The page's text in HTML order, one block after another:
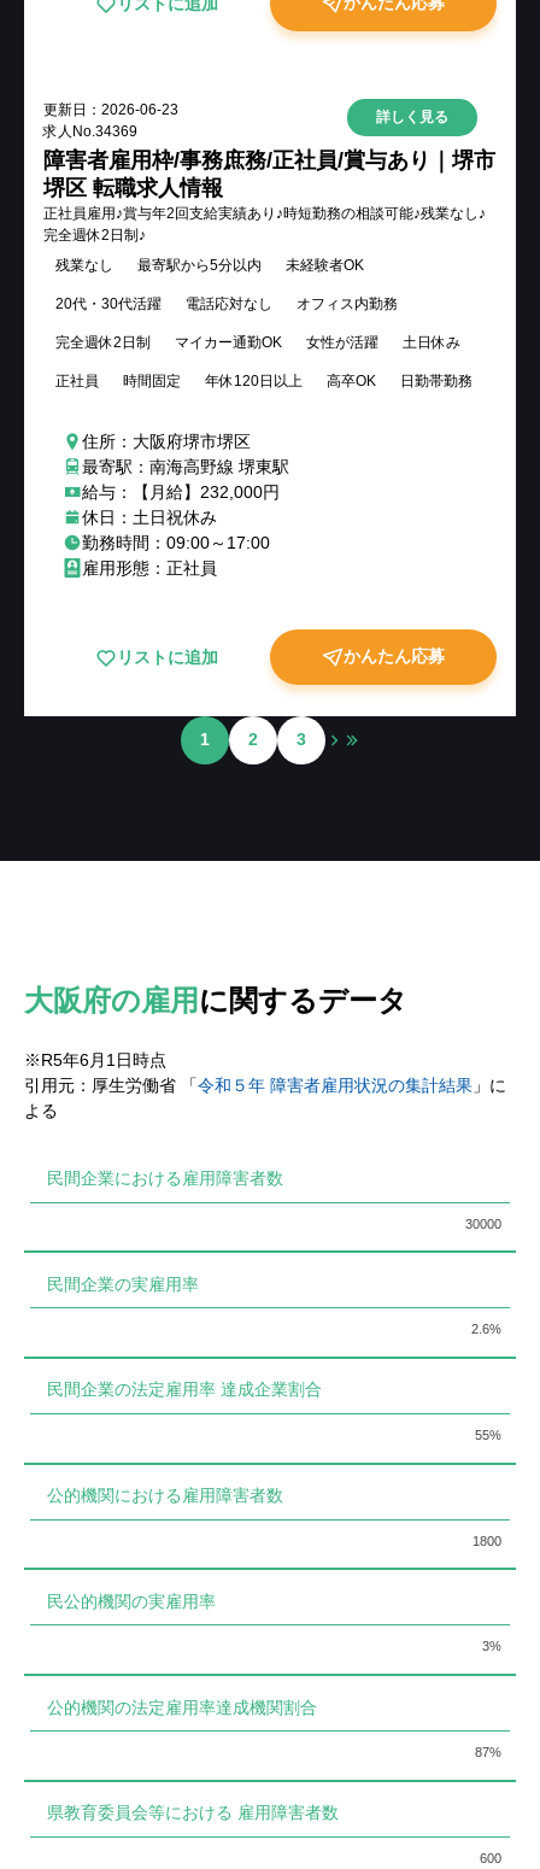
リストに追加
更新日： 2026-06-23
求人No. 34369
詳しく見る
障害者雇用枠/事務庶務/正社員/賞与あり｜堺市
堺区 転職求人情報
正社員雇用♪賞与年2回支給実績あり♪時短勤務の相談可能♪残業なし♪
完全週休2日制♪
残業なし
最寄駅から5分以内 未経験者OK
20代・30代活躍 電話応対なし オフィス内勤務
完全週休2日制 マイカー通勤OK 女性が活躍 土日休み
正社員 時間固定 年休120日以上 高卒OK 日勤帯勤務
住所：大阪府堺市堺区
最寄駅：南海高野線 堺東駅
給与：【月給】232,000円
休日：土日祝休み
勤務時間：09:00～17:00
雇用形態：正社員
リストに追加 かんたん応募
1 2 3
大阪府の雇用 に関するデータ
※R5年6月1日時点
引用元：厚生労働省 「令和５年 障害者雇用状況の集計結果 」に
よる
民間企業における雇用障害者数
30000
民間企業の実雇用率
2.6%
民間企業の法定雇用率 達成企業割合
55%
公的機関における雇用障害者数
1800
民公的機関の実雇用率
3%
公的機関の法定雇用率達成機関割合
87%
県教育委員会等における 雇用障害者数
600